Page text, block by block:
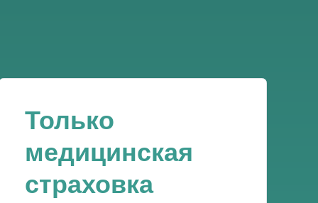
Только
медицинская
страховка